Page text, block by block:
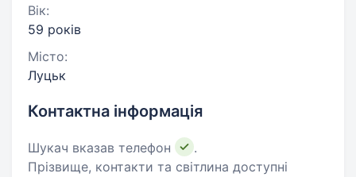
Вік:
59 років
Місто:
Луцьк
Контактна інформація
Шукач вказав телефон
.
Прізвище, контакти та світлина доступні